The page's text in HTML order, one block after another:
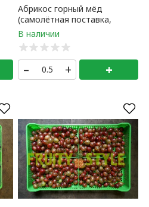
Абрикос горный мёд
(самолётная поставка,
Армения) 500 гр
– + +